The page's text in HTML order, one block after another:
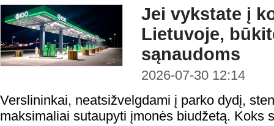
Jei vykstate į
Lietuvoje,
sąnaudoms
2026-07-30 12:14
Verslininkai, neatsižvelgdami į parko dydį,
maksimaliai sutaupyti įmonės biudžetą. Koks